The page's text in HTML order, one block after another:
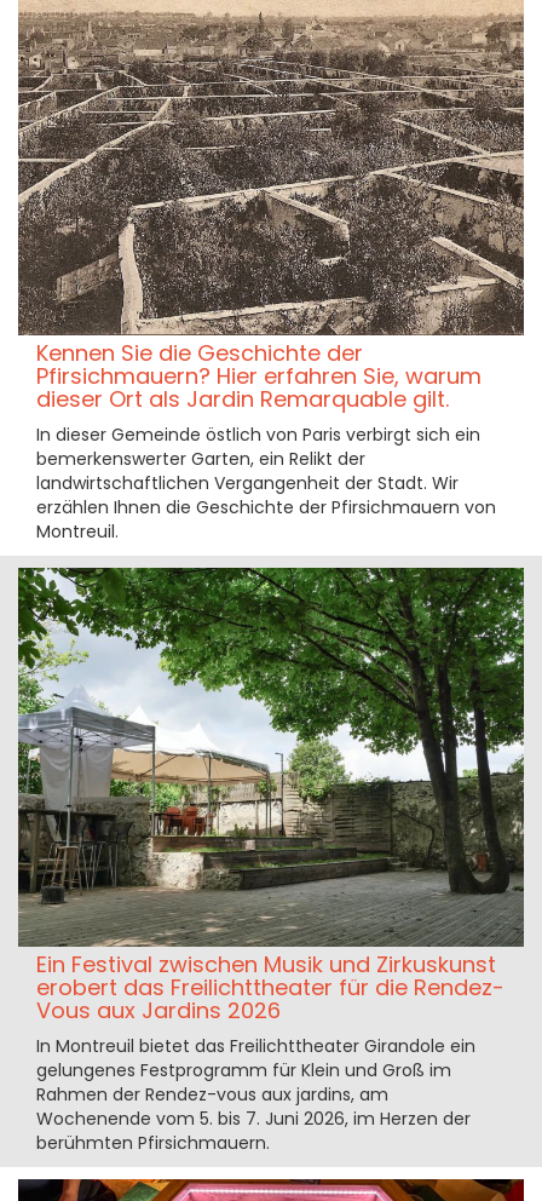
Kennen Sie die Geschichte der
Pfirsichmauern? Hier erfahren Sie, warum
dieser Ort als Jardin Remarquable gilt.
In dieser Gemeinde östlich von Paris verbirgt sich ein
bemerkenswerter Garten, ein Relikt der
landwirtschaftlichen Vergangenheit der Stadt. Wir
erzählen Ihnen die Geschichte der Pfirsichmauern von
Montreuil.
Ein Festival zwischen Musik und Zirkuskunst
erobert das Freilichttheater für die Rendez-
Vous aux Jardins 2026
In Montreuil bietet das Freilichttheater Girandole ein
gelungenes Festprogramm für Klein und Groß im
Rahmen der Rendez-vous aux jardins, am
Wochenende vom 5. bis 7. Juni 2026, im Herzen der
berühmten Pfirsichmauern.